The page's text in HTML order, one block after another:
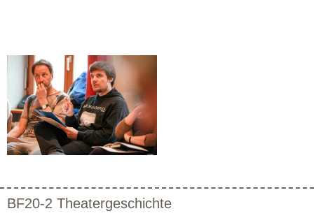
BF20-2 Theatergeschichte